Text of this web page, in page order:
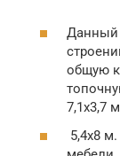
Данный
общую
7,1х3,7
5,4х8